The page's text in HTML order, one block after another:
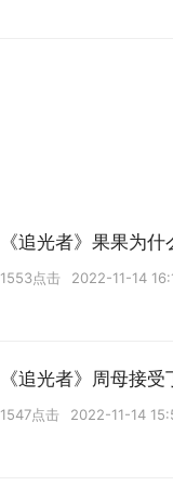
《追光者》果果为什
1553点击 2022-11-14
《追光者》周母接受
1547点击 2022-11-14